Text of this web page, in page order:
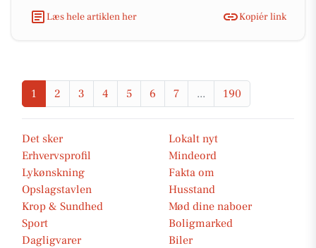
Læs hele artiklen her
Kopiér link
1 2 3 4 5 6 7 ... 190
Det sker
Lokalt nyt
Erhvervsprofil
Mindeord
Lykønskning
Fakta om
Opslagstavlen
Husstand
Krop & Sundhed
Mød dine naboer
Sport
Boligmarked
Dagligvarer
Biler